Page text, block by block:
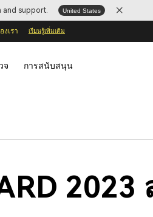
and support. United States
เรา เรียนรู้เพิ่มเติม
จ การสนับสนุน
2023